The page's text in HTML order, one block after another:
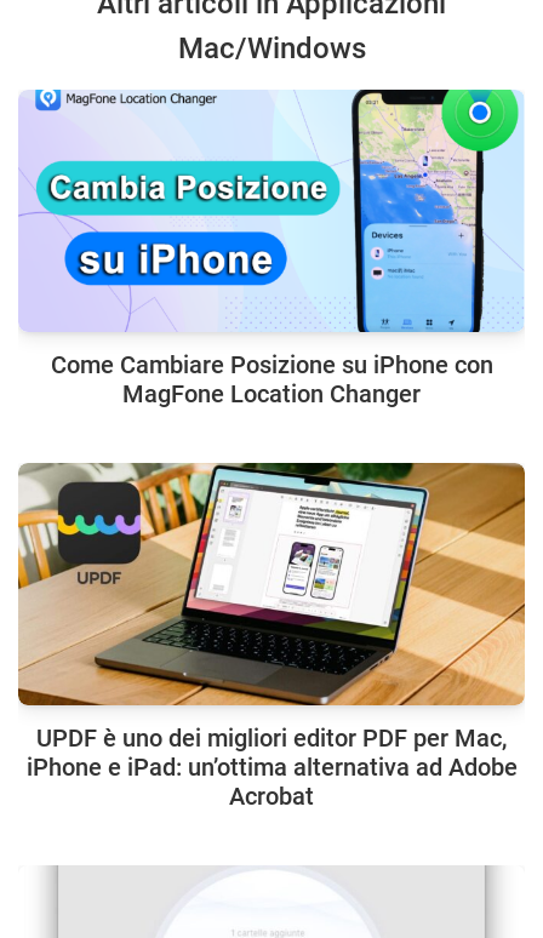
Mac/Windows
Come Cambiare Posizione su iPhone con
MagFone Location Changer
UPDF è uno dei migliori editor PDF per Mac,
iPhone e iPad: un’ottima alternativa ad Adobe
Acrobat